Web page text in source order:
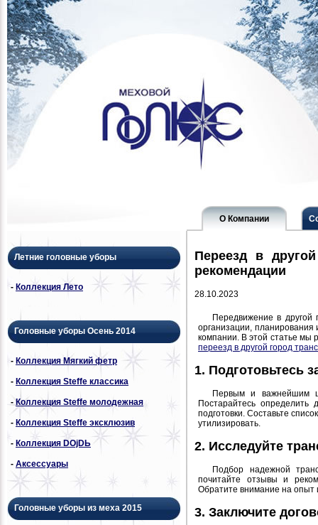
О Компании
Летние головные уборы
- Коллекция Лето
Головные уборы Осень 2014
- Коллекция Мягкий фетр
- Коллекция Steffe классика
-Коллекция Steffe молодежная
- Коллекция Steffe эксклюзив
- Коллекция DОjDЬ
- Аксессуары
Головные уборы из меха 2015
Переезд в
рекомендации
28.10.2023
Передвижение в
организации,
компании. В этой статье мы
переезд в другой город
1. Подготовьтесь
Первым и важнейшим
Постарайтесь
подготовки. Составьте
утилизировать.
2. Исследуйте
Подбор надежной
почитайте отзывы и
Обратите внимание на опыт
3. Заключите